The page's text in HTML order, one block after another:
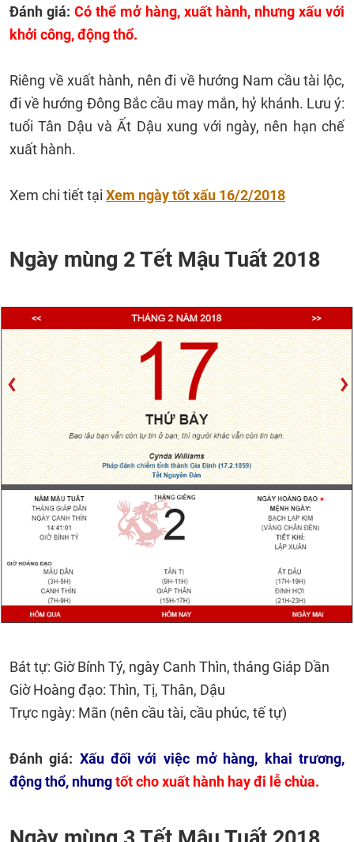
Đánh giá:Có thể mở hàng, xuất hành, nhưng xấu với
khởi công, động thổ.
Riêng về xuất hành, nên đi về hướng Nam cầu tài lộc,
đi về hướng Đông Bắc cầu may mắn, hỷ khánh. Lưu ý:
tuổi Tân Dậu và Ất Dậu xung với ngày, nên hạn chế
xuất hành.
Xem chi tiết tại Xem ngày tốt xấu 16/2/2018
Ngày mùng 2 Tết Mậu Tuất 2018
Bát tự: Giờ Bính Tý, ngày Canh Thìn, tháng Giáp Dần
Giờ Hoàng đạo: Thìn, Tị, Thân, Dậu
Trực ngày: Mãn (nên cầu tài, cầu phúc, tế tự)
Đánh giá: Xấu đối với việc mở hàng, khai trương,
động thổ, nhưngtốt cho xuất hành hay đi lễ chùa.